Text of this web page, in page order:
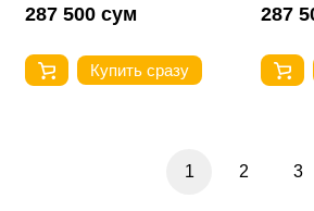
287 500 сум
Купить сразу
287
1 2 3